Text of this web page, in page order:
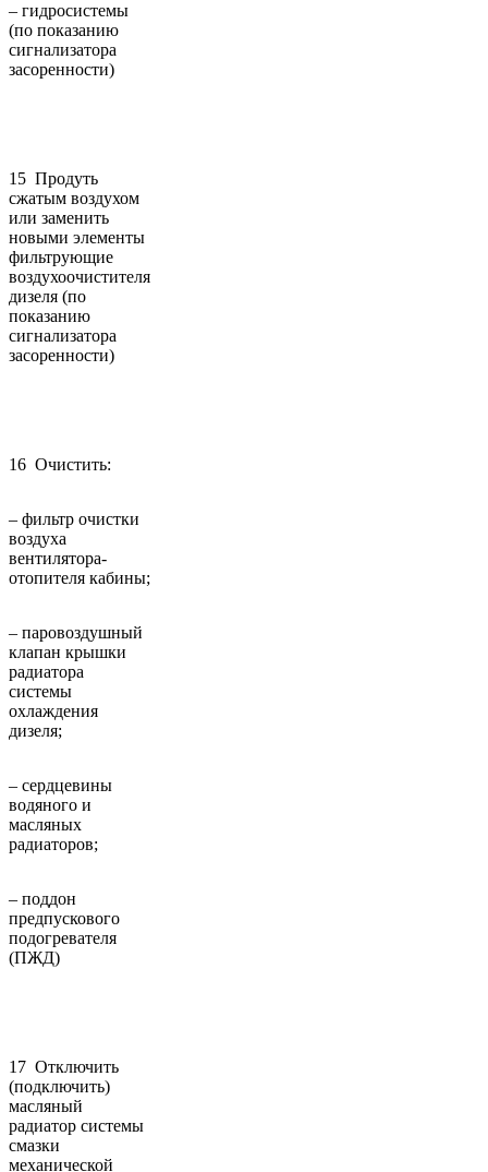
– гидросистемы
(по показанию
сигнализатора
засоренности)
15 Продуть
сжатым воздухом
или заменить
новыми элементы
фильтрующие
воздухоочистителя
дизеля (по
показанию
сигнализатора
засоренности)
16 Очистить:
– фильтр очистки
воздуха
вентилятора-
отопителя кабины;
– паровоздушный
клапан крышки
радиатора
системы
охлаждения
дизеля;
– сердцевины
водяного и
масляных
радиаторов;
– поддон
предпускового
подогревателя
(ПЖД)
17 Отключить
(подключить)
масляный
радиатор системы
смазки
механической